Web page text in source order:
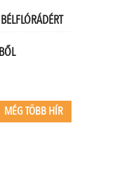
MÉG TÖBB HÍR